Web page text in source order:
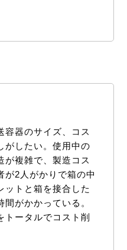
容器のサイズ、コス
がしたい。使用中の
が複雑で、製造コス
が2人がかりで箱の中
ットと箱を接合した
がかかっている。
トータルでコスト削